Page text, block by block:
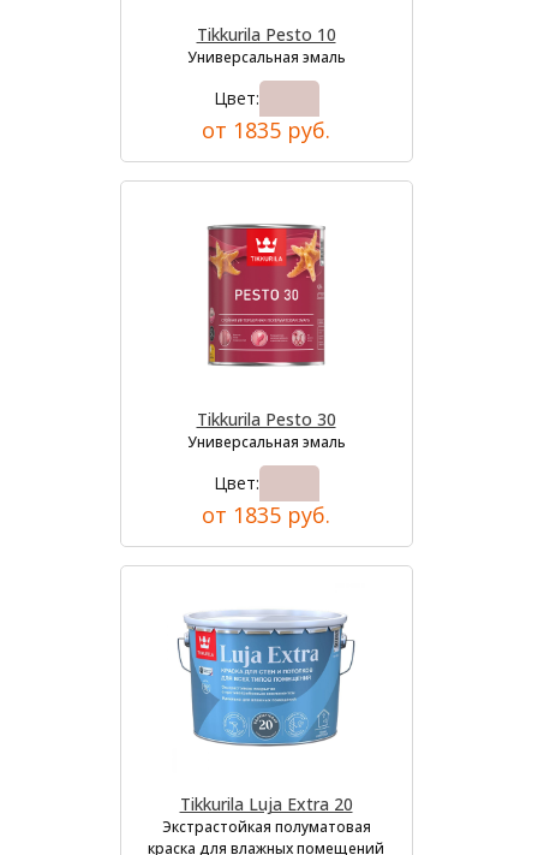
Tikkurila Pesto 10
Универсальная эмаль
Цвет:
от 1835 руб.
Tikkurila Pesto 30
Универсальная эмаль
Цвет:
от 1835 руб.
Tikkurila Luja Extra 20
Экстрастойкая полуматовая
краска для влажных помещений